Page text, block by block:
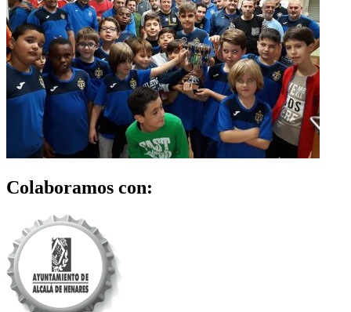
Colaboramos con: